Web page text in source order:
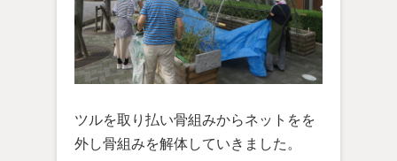
ツルを取り払い骨組みからネットをを
外し骨組みを解体していきました。